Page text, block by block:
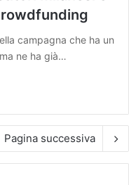
campagna che ha un
ne ha già…
Pagina successiva